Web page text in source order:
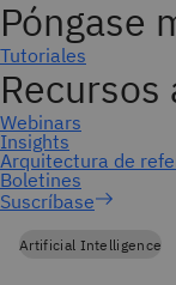
Suscríbase
Artificial Intelligence